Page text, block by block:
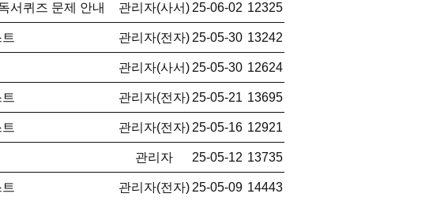
서퀴즈 문제 안내 관리자(사서) 25-06-02 12325
관리자(전자) 25-05-30 13242
관리자(사서) 25-05-30 12624
관리자(전자) 25-05-21 13695
관리자(전자) 25-05-16 12921
관리자 25-05-12 13735
관리자(전자) 25-05-09 14443